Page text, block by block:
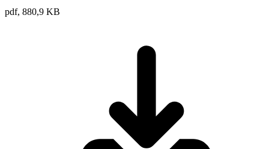
pdf, 880,9 KB